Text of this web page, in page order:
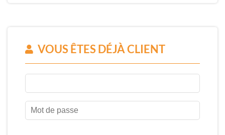
VOUS ÊTES DÉJÀ CLIENT